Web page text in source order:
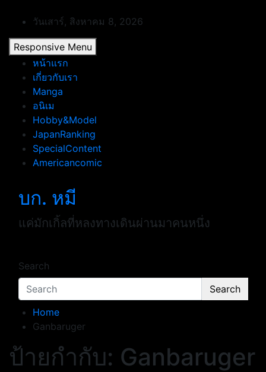
content
วันเสาร์, สิงหาคม 8, 2026
Responsive Menu
หน้าแรก
เกี่ยวกับเรา
Manga
อนิเม
Hobby&Model
JapanRanking
SpecialContent
Americancomic
บก. หมี
แค่มักเกิ้ลที่หลงทางเดินผ่านมาคนหนึ่ง
Search
Search
Home
Ganbaruger
ป้ายกำกับ: Ganbaruger